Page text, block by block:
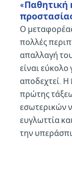
«Παθητική
Ο
πολλές
απαλλαγή
είναι εύκολο
αποδεχτεί. Η
πρώτης
εσωτερικών
ευγλωττία
την